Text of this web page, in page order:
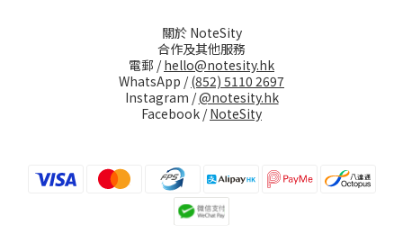
關於 NoteSity
合作及其他服務
電郵 /hello@notesity.hk
WhatsApp /(852) 5110 2697
Instagram /@notesity.hk
Facebook /NoteSity